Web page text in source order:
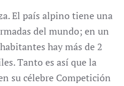
El país alpino tiene una
del mundo; en un
hay más de 2
Tanto es así que la
su célebre Competición